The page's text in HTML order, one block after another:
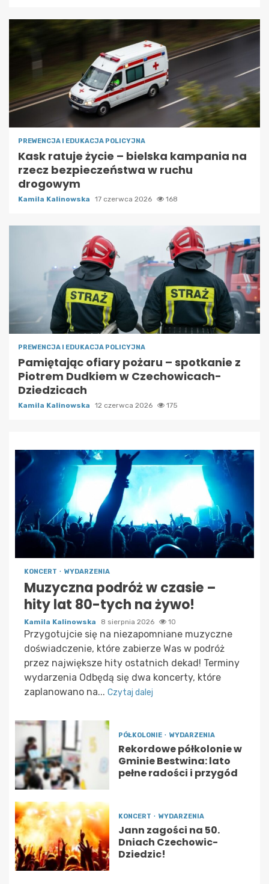
PREWENCJA I EDUKACJA POLICYJNA
Kask ratuje życie – bielska kampania na
rzecz bezpieczeństwa w ruchu
drogowym
Kamila Kalinowska 17 czerwca 2026 168
PREWENCJA I EDUKACJA POLICYJNA
Pamiętając ofiary pożaru – spotkanie z
Piotrem Dudkiem w Czechowicach-
Dziedzicach
Kamila Kalinowska 12 czerwca 2026 175
KONCERT WYDARZENIA
Muzyczna podróż w czasie –
hity lat 80-tych na żywo!
Kamila Kalinowska 8 sierpnia 2026 10
Przygotujcie się na niezapomniane muzyczne
doświadczenie, które zabierze Was w podróż
przez największe hity ostatnich dekad! Terminy
wydarzenia Odbędą się dwa koncerty, które
zaplanowano na... Czytaj dalej
PÓŁKOLONIE WYDARZENIA
Rekordowe półkolonie w
Gminie Bestwina: lato
pełne radości i przygód
KONCERT WYDARZENIA
Jann zagości na 50.
Dniach Czechowic-
Dziedzic!